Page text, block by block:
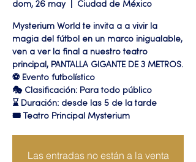
dom, 26 may
  |
Ciudad de México
Mysterium World te invita a a vivir la
magia del fútbol en un marco inigualable,
ven a ver la final a nuestro teatro
principal, PANTALLA GIGANTE DE 3 METROS.
⚽️ Evento futbolístico
🎭 Clasificación: Para todo público
⌛ Duración: desde las 5 de la tarde
🎟 Teatro Principal Mysterium
Las entradas no están a la venta